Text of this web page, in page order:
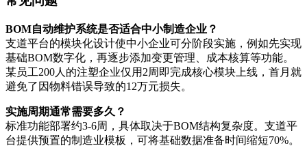
BOM自动维护系统是否适合中小制造企业？
支道平台的模块化设计使中小企业可分阶段实施，例如先实现
基础BOM数字化，再逐步添加变更管理、成本核算等功能。
某员工200人的注塑企业仅用2周即完成核心模块上线，首月就
避免了因物料错误导致的12万元损失。
实施周期通常需要多久？
标准功能部署约3-6周，具体取决于BOM结构复杂度。支道平
台提供预置的制造业模板，可将基础数据准备时间缩短70%。